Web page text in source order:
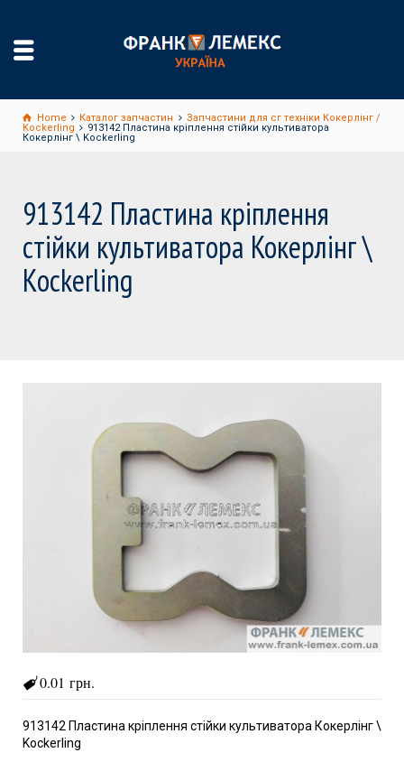
Home Каталог запчастин
Запчастини для сг техніки Кокерлінг /
Kockerling
913142 Пластина кріплення стійки культиватора
Кокерлінг \ Kockerling
913142 Пластина кріплення
стійки культиватора Кокерлінг \
Kockerling
0.01 грн.
913142 Пластина кріплення стійки культиватора Кокерлінг \
Kockerling